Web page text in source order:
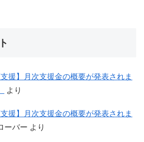
支援】月次支援金の概要が発表されま
より
支援】月次支援金の概要が発表されま
ーバー より